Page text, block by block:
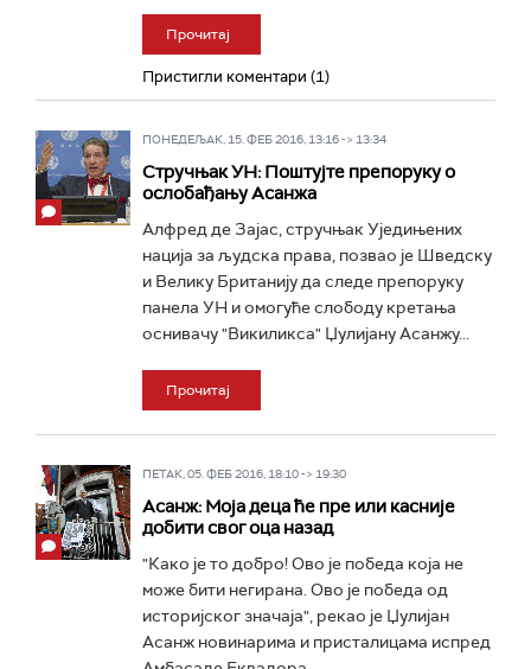
Прочитај
Пристигли коментари (1)
ПОНЕДЕЉАК, 15. ФЕБ 2016, 13:16 -> 13:34
Стручњак УН: Поштујте препоруку о
ослобађању Асанжа
Алфред де Зајас, стручњак Уједињених
нација за људска права, позвао је Шведску
и Велику Британију да следе препоруку
панела УН и омогуће слободу кретања
оснивачу "Викиликса" Џулијану Асанжу...
Прочитај
ПЕТАК, 05. ФЕБ 2016, 18:10 -> 19:30
Асанж: Моја деца ће пре или касније
добити свог оца назад
"Како је то добро! Ово је победа која не
може бити негирана. Ово је победа од
историјског значаја", рекао је Џулијан
Асанж новинарима и присталицама испред